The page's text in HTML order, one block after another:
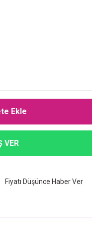
Ekle
VER
Fiyatı Düşünce Haber Ver